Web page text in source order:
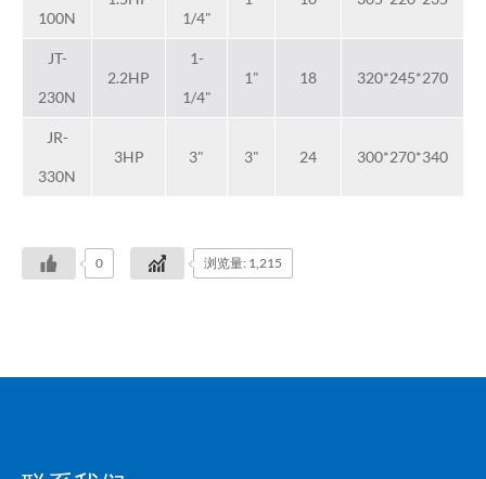
100N 1/4"
JT-
230N
2.2HP
1-
1/4"
1" 18 320*245*270
JR-
330N
3HP 3" 3" 24 300*270*340
0 浏览量: 1,215